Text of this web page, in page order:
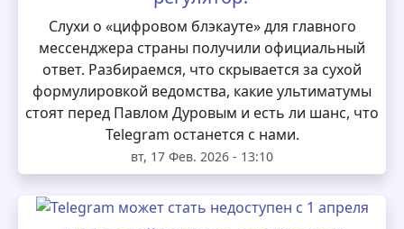
Слухи о «цифровом блэкауте» для главного
мессенджера страны получили официальный
ответ. Разбираемся, что скрывается за сухой
формулировкой ведомства, какие ультиматумы
стоят перед Павлом Дуровым и есть ли шанс, что
Telegram останется с нами.
вт, 17 Фев. 2026 - 13:10